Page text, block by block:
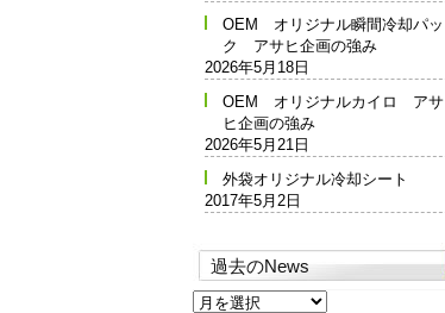
OEM オリジナル瞬間冷却パッ
ク アサヒ企画の強み
2026年5月18日
OEM オリジナルカイロ アサ
ヒ企画の強み
2026年5月21日
外袋オリジナル冷却シート
2017年5月2日
過去のNews
過